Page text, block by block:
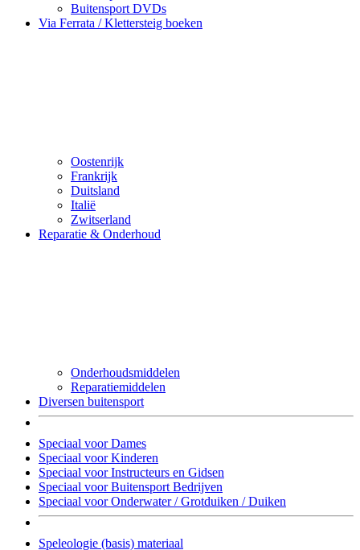
Buitensport DVDs
Via Ferrata / Klettersteig boeken
Oostenrijk
Frankrijk
Duitsland
Italië
Zwitserland
Reparatie & Onderhoud
Onderhoudsmiddelen
Reparatiemiddelen
Diversen buitensport
Speciaal voor Dames
Speciaal voor Kinderen
Speciaal voor Instructeurs en Gidsen
Speciaal voor Buitensport Bedrijven
Speciaal voor Onderwater / Grotduiken / Duiken
Speleologie (basis) materiaal